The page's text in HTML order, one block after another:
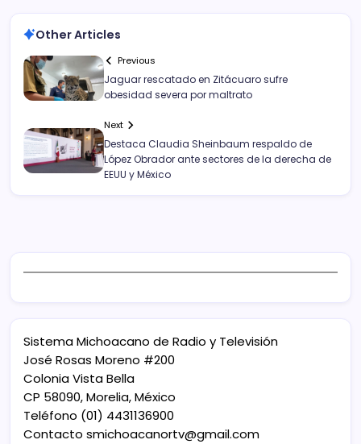
Other Articles
Previous
Jaguar rescatado en Zitácuaro sufre
obesidad severa por maltrato
Next
Destaca Claudia Sheinbaum respaldo de
López Obrador ante sectores de la derecha de
EEUU y México
Sistema Michoacano de Radio y Televisión
José Rosas Moreno #200
Colonia Vista Bella
CP 58090, Morelia, México
Teléfono (01) 4431136900
Contacto smichoacanortv@gmail.com